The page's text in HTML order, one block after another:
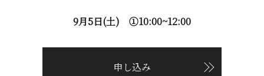
9月5日(土) ①10:00~12:00
申し込み